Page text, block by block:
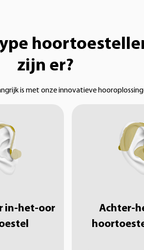
zijn er?
is met onze innovatieve
in-het-oor
Achter-